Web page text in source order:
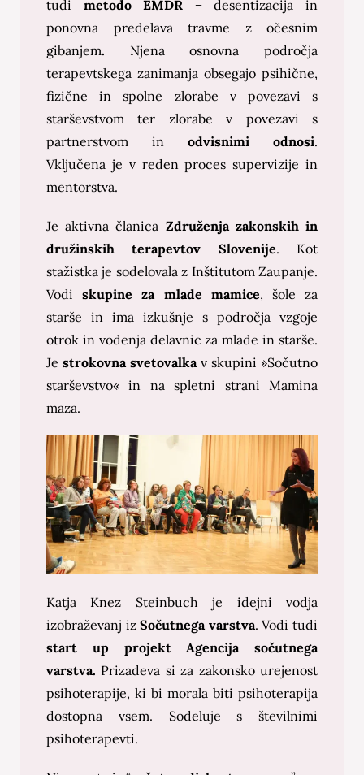
tudi metodo EMDR –desentizacija in
ponovna predelava travme z očesnim
gibanjem. Njena osnovna področja
terapevtskega zanimanja obsegajo psihične,
fizične in spolne zlorabe v povezavi s
starševstvom ter zlorabe v povezavi s
partnerstvom in odvisnimi odnosi.
Vključena je v reden proces supervizije in
mentorstva.
Je aktivna članica Združenja zakonskih in
družinskih terapevtov Slovenije. Kot
stažistka je sodelovala z Inštitutom Zaupanje.
Vodiskupine za mlade mamice, šole za
starše in ima izkušnje s področja vzgoje
otrok in vodenja delavnic za mlade in starše.
Je strokovna svetovalka v skupini »Sočutno
starševstvo« in na spletni strani Mamina
maza.
Katja Knez Steinbuch je idejni vodja
izobraževanj izSočutnega varstva. Vodi tudi
start up
projekt Agencija sočutnega
varstva. Prizadeva si za zakonsko urejenost
psihoterapije, ki bi morala biti psihoterapija
dostopna vsem. Sodeluje s številnimi
psihoterapevti.